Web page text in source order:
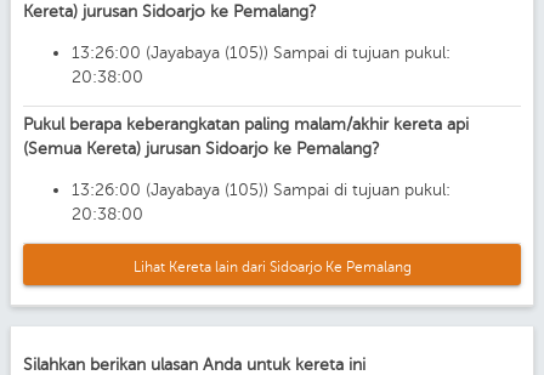
Kereta) jurusan Sidoarjo ke Pemalang?
13:26:00 (Jayabaya (105)) Sampai di tujuan pukul:
20:38:00
Pukul berapa keberangkatan paling malam/akhir kereta api
(Semua Kereta) jurusan Sidoarjo ke Pemalang?
13:26:00 (Jayabaya (105)) Sampai di tujuan pukul:
20:38:00
Lihat Kereta lain dari Sidoarjo Ke Pemalang
Silahkan berikan ulasan Anda untuk kereta ini